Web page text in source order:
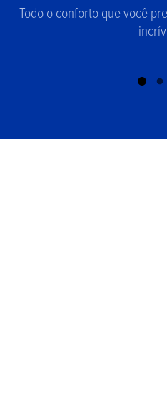
Todo o conforto que você